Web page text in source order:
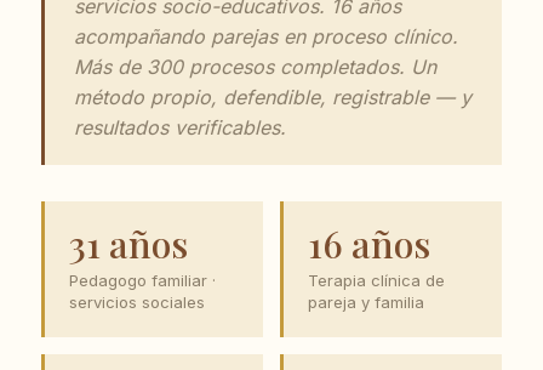
servicios socio-educativos. 16 años
acompañando parejas en proceso clínico.
Más de 300 procesos completados. Un
método propio, defendible, registrable — y
resultados verificables.
31 años
Pedagogo familiar ·
servicios sociales
16 años
Terapia clínica de
pareja y familia